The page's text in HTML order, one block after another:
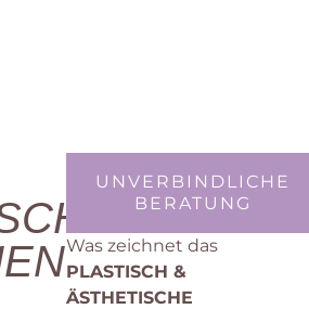
UNVERBINDLICHE
BERATUNG
Was zeichnet das
PLASTISCH &
ÄSTHETISCHE